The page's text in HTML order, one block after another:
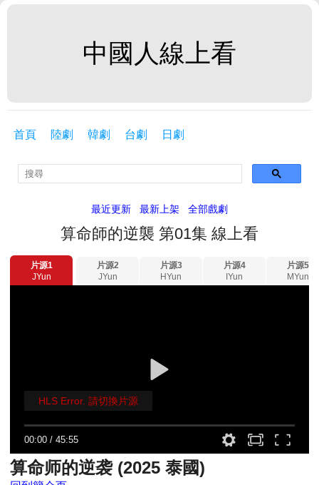
中國人線上看
首頁 陸劇 韓劇 台劇 日劇
最近更新 最新上架 全部戲劇
算命師的逆襲 第01集 線上看
片源1
JYun
片源2
JYun
片源3
HYun
片源4
IYun
片源5
MYun
00:00 /45:55
HLS Error. 請切換片源
算命师的逆袭 (2025 泰國)